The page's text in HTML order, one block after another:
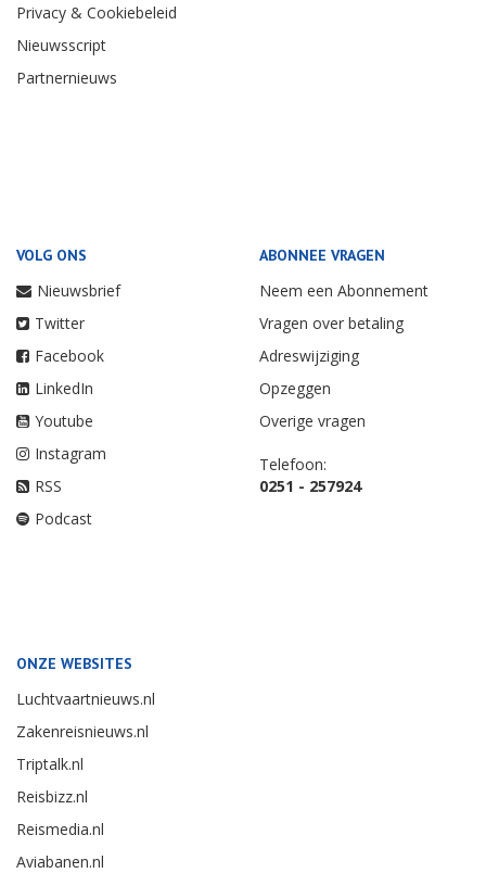
Privacy & Cookiebeleid
Nieuwsscript
Partnernieuws
VOLG ONS
Nieuwsbrief
Twitter
Facebook
LinkedIn
Youtube
Instagram
RSS
Podcast
ABONNEE VRAGEN
Neem een Abonnement
Vragen over betaling
Adreswijziging
Opzeggen
Overige vragen
Telefoon:
0251 - 257924
ONZE WEBSITES
Luchtvaartnieuws.nl
Zakenreisnieuws.nl
Triptalk.nl
Reisbizz.nl
Reismedia.nl
Aviabanen.nl